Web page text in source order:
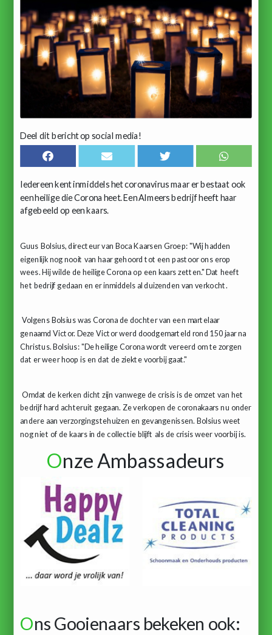
Deel dit bericht op social media!
Iedereen kent inmiddels het coronavirus maar er bestaat ook
een heilige die Corona heet. Een Almeers bedrijf heeft haar
afgebeeld op een kaars.
Guus Bolsius, directeur van Boca Kaarsen Groep: "Wij hadden
eigenlijk nog nooit van haar gehoord tot een pastoor ons erop
wees. Hij wilde de heilige Corona op een kaars zetten." Dat heeft
het bedrijf gedaan en er inmiddels al duizenden van verkocht.
Volgens Bolsius was Corona de dochter van een martelaar
genaamd Victor. Deze Victor werd doodgemarteld rond 150 jaar na
Christus. Bolsius: "De heilige Corona wordt vereerd om te zorgen
dat er weer hoop is en dat de ziekte voorbij gaat."
Omdat de kerken dicht zijn vanwege de crisis is de omzet van het
bedrijf hard achteruit gegaan. Ze verkopen de coronakaars nu onder
andere aan verzorgingstehuizen en gevangenissen. Bolsius weet
nog niet of de kaars in de collectie blijft als de crisis weer voorbij is.
Onze Ambassadeurs
Ons Gooienaars bekeken ook: